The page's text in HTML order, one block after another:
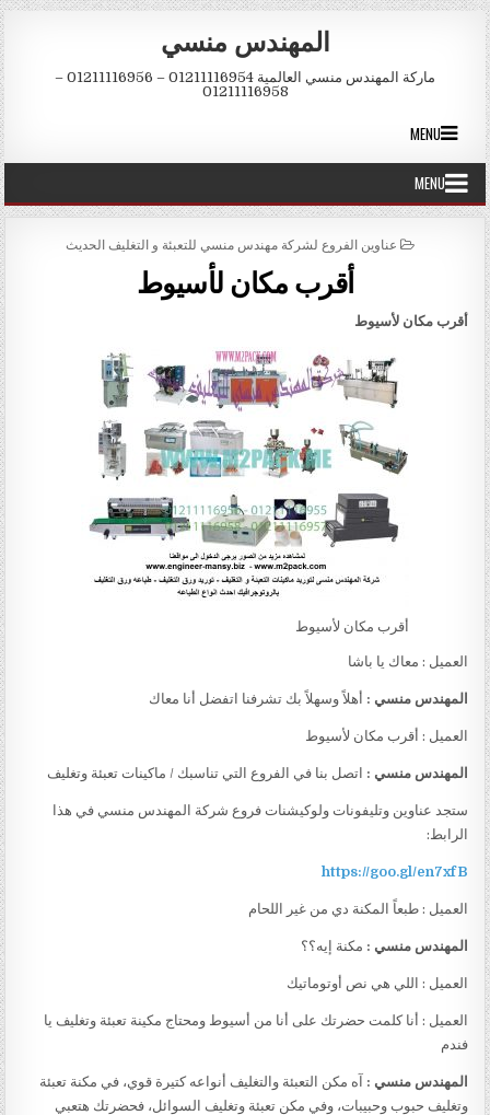
Skip to content
المهندس منسي
ماركة المهندس منسي العالمية 01211116954 – 01211116956 –
01211116958
MENU
MENU
POSTED IN
عناوين الفروع لشركة مهندس منسي للتعبئة و التغليف الحديث
أقرب مكان لأسيوط
أقرب مكان لأسيوط
أقرب مكان لأسيوط
العميل : معاك يا باشا
المهندس منسي : أهلاً وسهلاً بك تشرفنا اتفضل أنا معاك
العميل : أقرب مكان لأسيوط
المهندس منسي : اتصل بنا في الفروع التي تناسبك / ماكينات تعبئة وتغليف
ستجد عناوين وتليفونات ولوكيشنات فروع شركة المهندس منسي في هذا
الرابط:
https://goo.gl/en7xfB
العميل : طبعاً المكنة دي من غير اللحام
المهندس منسي : مكنة إيه؟؟
العميل : اللي هي نص أوتوماتيك
العميل : أنا كلمت حضرتك على أنا من أسيوط ومحتاج مكينة تعبئة وتغليف يا
فندم
المهندس منسي : آه مكن التعبئة والتغليف أنواعه كتيرة قوي، في مكنة تعبئة
وتغليف حبوب وحبيبات، وفي مكن تعبئة وتغليف السوائل، فحضرتك هتعبي